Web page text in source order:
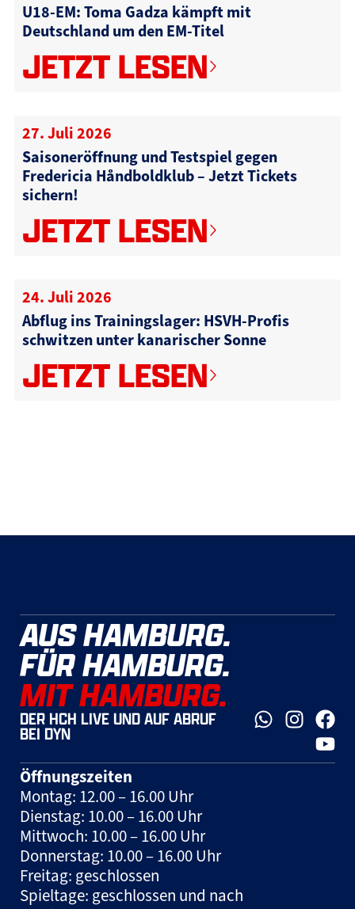
U18-EM: Toma Gadza kämpft mit
Deutschland um den EM-Titel
JETZT LESEN
27. Juli 2026
Saisoneröffnung und Testspiel gegen
Fredericia Håndboldklub – Jetzt Tickets
sichern!
JETZT LESEN
24. Juli 2026
Abflug ins Trainingslager: HSVH-Profis
schwitzen unter kanarischer Sonne
JETZT LESEN
AUS HAMBURG.
FÜR HAMBURG.
MIT HAMBURG.
DER HCH LIVE UND AUF ABRUF
BEI DYN
Öffnungszeiten
Montag: 12.00 – 16.00 Uhr
Dienstag: 10.00 – 16.00 Uhr
Mittwoch: 10.00 – 16.00 Uhr
Donnerstag: 10.00 – 16.00 Uhr
Freitag: geschlossen
Spieltage: geschlossen und nach